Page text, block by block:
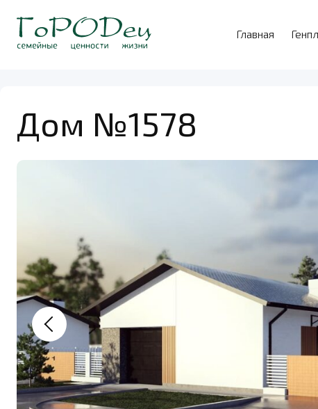
Главная
Дом №1578